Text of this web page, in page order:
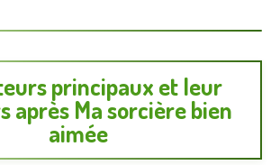
principaux et leur
après Ma sorcière bien
aimée